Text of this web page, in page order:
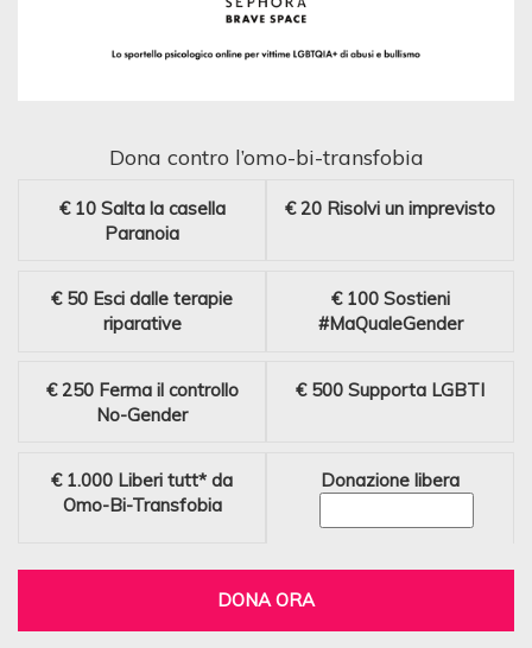
Dona contro l’omo-bi-transfobia
€ 10 Salta la casella
Paranoia
€ 20 Risolvi un imprevisto
€ 50 Esci dalle terapie
riparative
€ 100 Sostieni
#MaQualeGender
€ 250 Ferma il controllo
No-Gender
€ 500 Supporta LGBTI
€ 1.000 Liberi tutt* da
Omo-Bi-Transfobia
Donazione libera
DONA ORA